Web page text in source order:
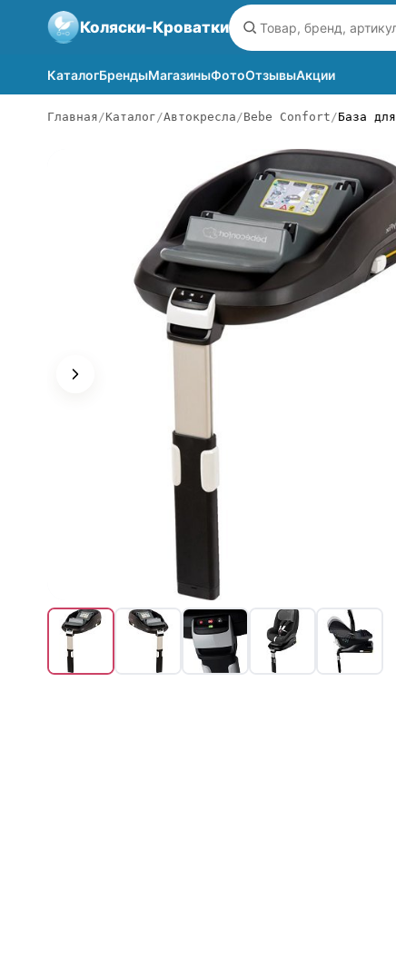
Коляски-Кроватки
КаталогБрендыМагазиныФотоОтзывыАкции
Главная Каталог Автокресла Bebe Confort База